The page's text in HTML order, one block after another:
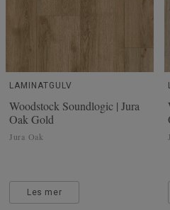
LAMINATGULV
Woodstock Soundlogic | Jura
Oak Gold
Jura Oak
Les mer